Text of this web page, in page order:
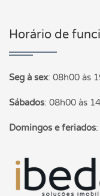
Horário de
Seg à sex: 08h00 às
Sábados: 08h00 às
Domingos e feriados:
Página inicial